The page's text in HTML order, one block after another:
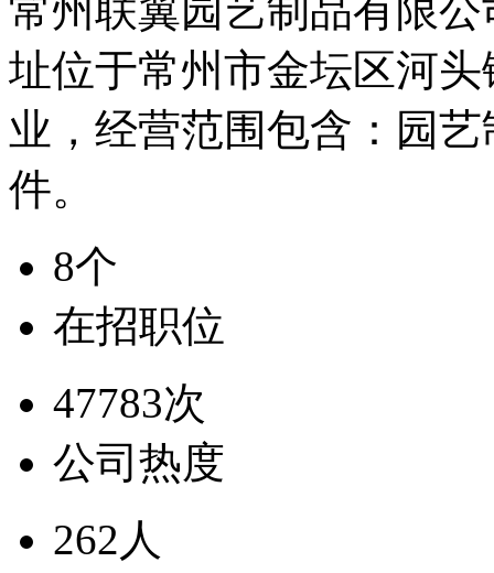
常州联翼园艺制品有限
址位于常州市金坛区河
业，经营范围包含：园
件。
8个
在招职位
47783次
公司热度
262人